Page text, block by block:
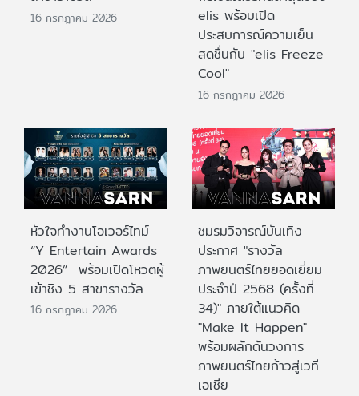
16 กรกฎาคม 2026
elis พร้อมเปิด
ประสบการณ์ความเย็น
สดชื่นกับ "elis Freeze
Cool"
16 กรกฎาคม 2026
หัวใจทำงานโอเวอร์ไทม์
“Y Entertain Awards
2026” พร้อมเปิดโหวตผู้
เข้าชิง 5 สาขารางวัล
16 กรกฎาคม 2026
ชมรมวิจารณ์บันเทิง
ประกาศ "รางวัล
ภาพยนตร์ไทยยอดเยี่ยม
ประจําปี 2568 (ครั้งที่
34)" ภายใต้แนวคิด
"Make It Happen"
พร้อมผลักดันวงการ
ภาพยนตร์ไทยก้าวสู่เวที
เอเชีย